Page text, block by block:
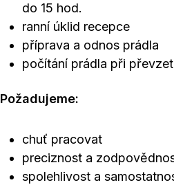
do 15 hod.
ranní úklid recepce
příprava a odnos prádla
počítání prádla při
Požadujeme:
chuť pracovat
preciznost a
spolehlivost a